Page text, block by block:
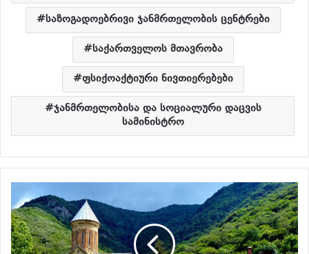
საზოგადოებრივი ჯანმრთელობის ცენტრები
საქართველოს მთავრობა
ფსიქოაქტიური ნივთიერებები
ჯანმრთელობისა და სოციალური დაცვის
სამინისტრო